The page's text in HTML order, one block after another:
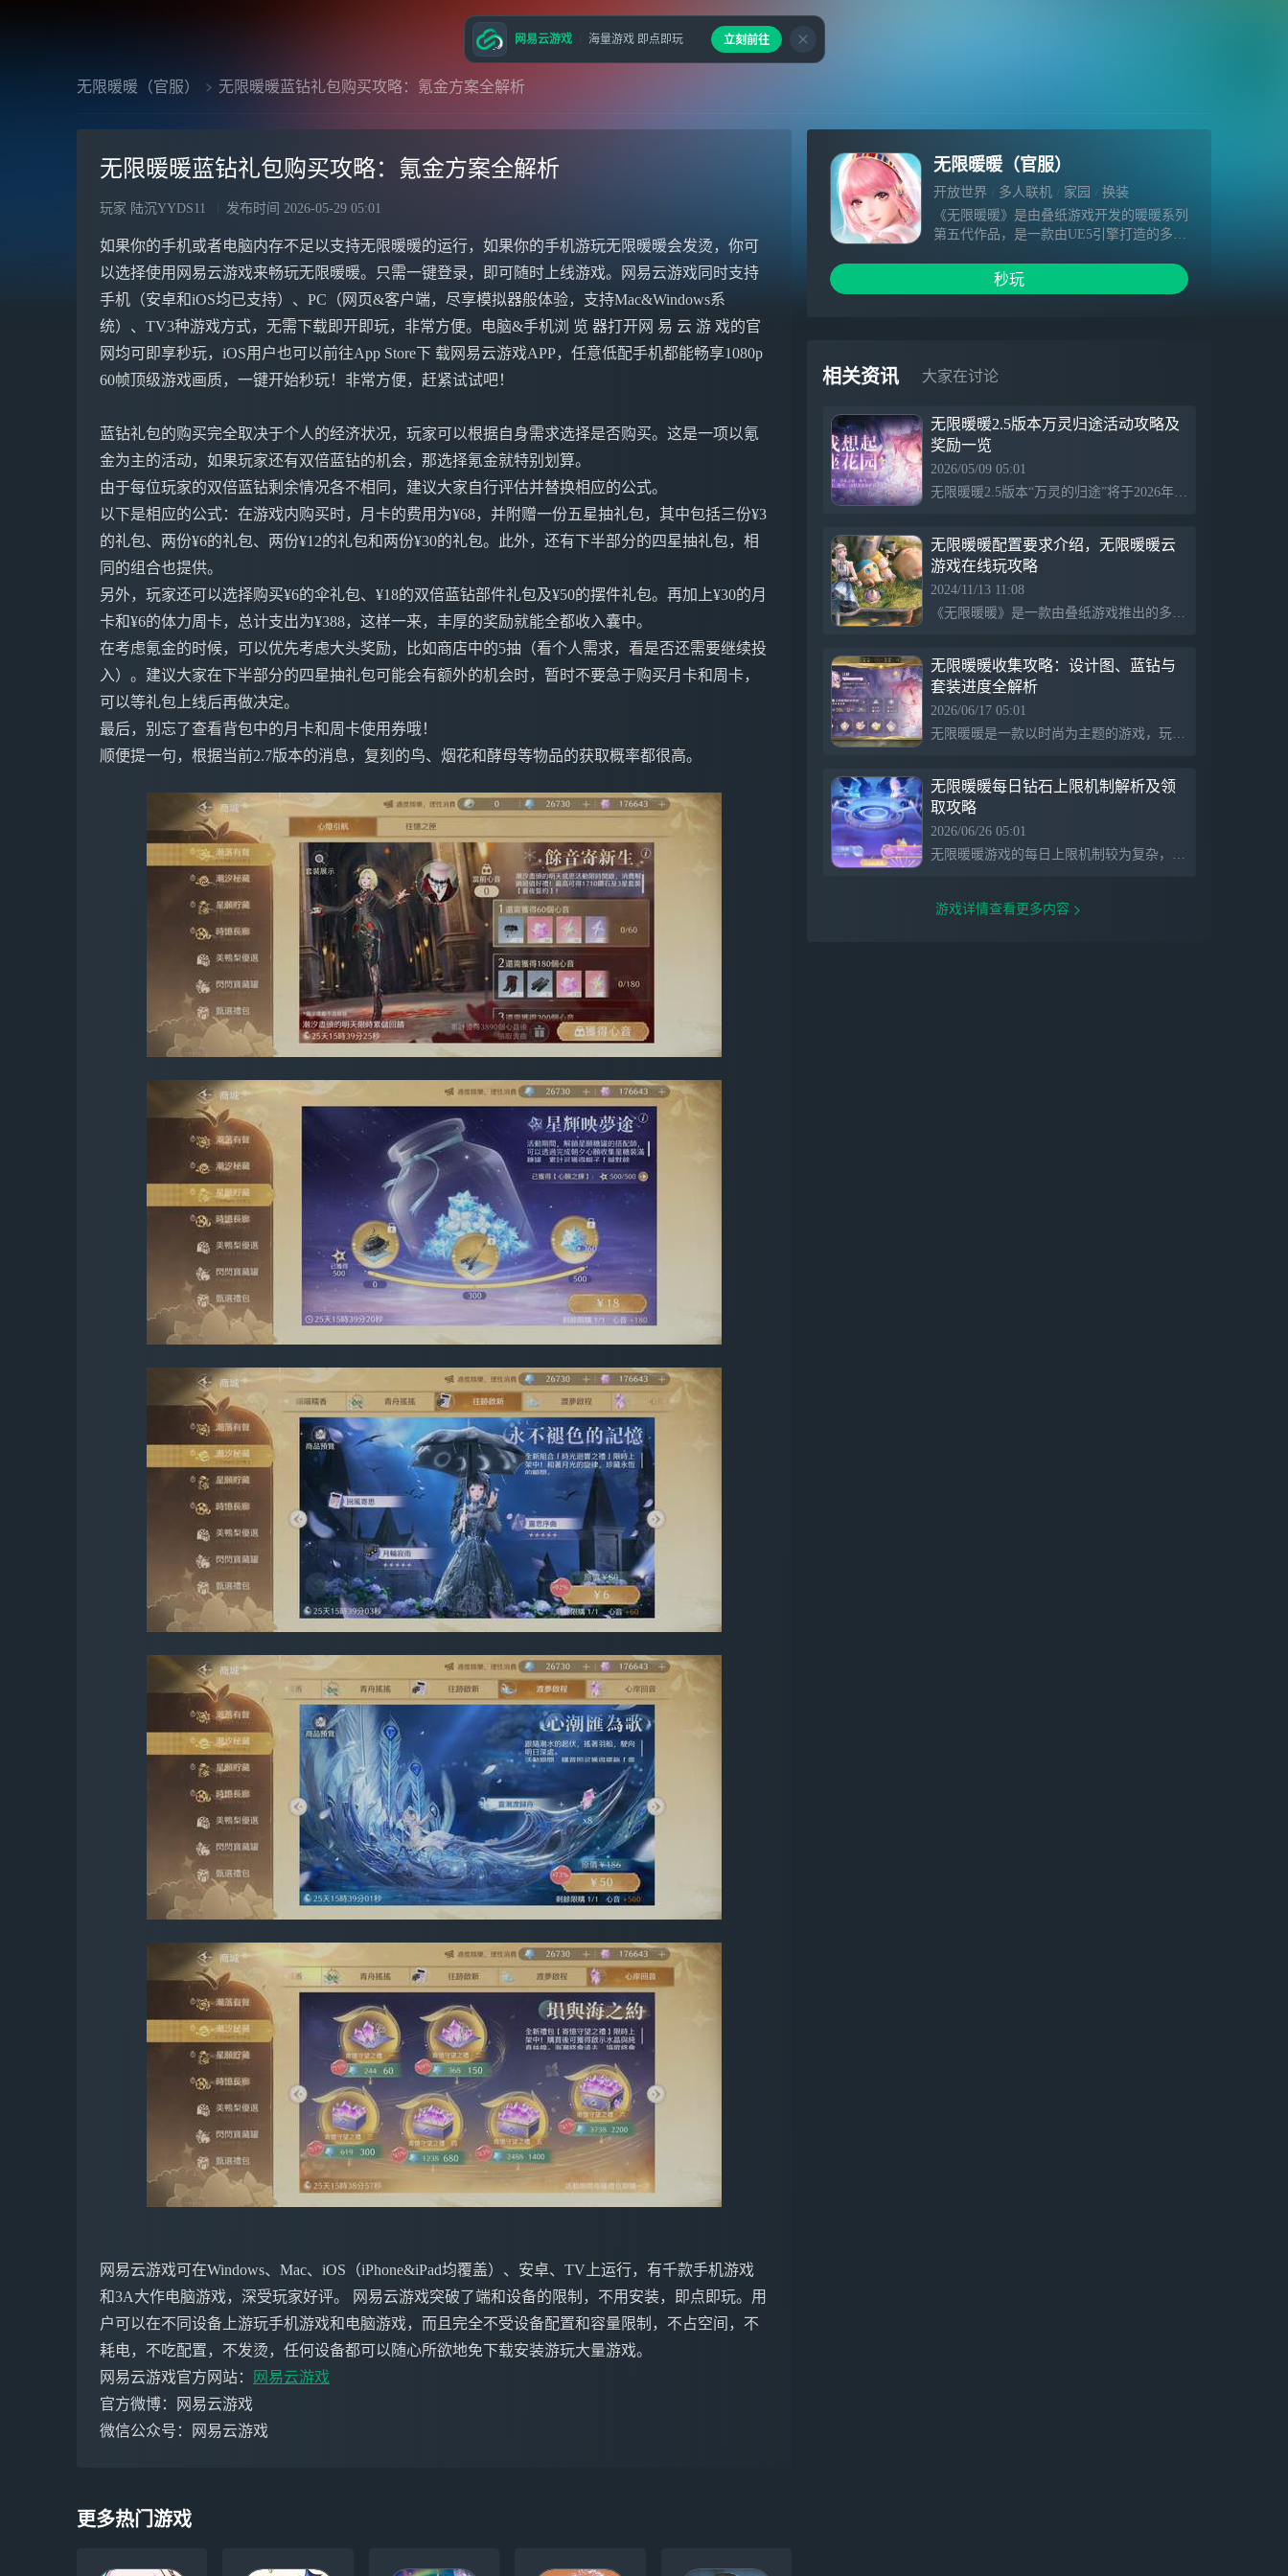
无限暖暖（官服） 无限暖暖蓝钻礼包购买攻略：氪金方案全解析
无限暖暖蓝钻礼包购买攻略：氪金方案全解析
玩家 陆沉YYDS11 发布时间 2026-05-29 05:01
如果你的手机或者电脑内存不足以支持无限暖暖的运行，如果你的手机游玩无限暖暖会发烫，你可
以选择使用网易云游戏来畅玩无限暖暖。只需一键登录，即可随时上线游戏。网易云游戏同时支持
手机（安卓和iOS均已支持）、PC（网页&客户端，尽享模拟器般体验，支持Mac&Windows系
统）、TV3种游戏方式，无需下载即开即玩，非常方便。电脑&手机浏 览 器打开网 易 云 游 戏的官
网均可即享秒玩，iOS用户也可以前往App Store下 载网易云游戏APP，任意低配手机都能畅享1080p
60帧顶级游戏画质，一键开始秒玩！非常方便，赶紧试试吧！
蓝钻礼包的购买完全取决于个人的经济状况，玩家可以根据自身需求选择是否购买。这是一项以氪
金为主的活动，如果玩家还有双倍蓝钻的机会，那选择氪金就特别划算。
由于每位玩家的双倍蓝钻剩余情况各不相同，建议大家自行评估并替换相应的公式。
以下是相应的公式：在游戏内购买时，月卡的费用为¥68，并附赠一份五星抽礼包，其中包括三份¥3
的礼包、两份¥6的礼包、两份¥12的礼包和两份¥30的礼包。此外，还有下半部分的四星抽礼包，相
同的组合也提供。
另外，玩家还可以选择购买¥6的伞礼包、¥18的双倍蓝钻部件礼包及¥50的摆件礼包。再加上¥30的月
卡和¥6的体力周卡，总计支出为¥388，这样一来，丰厚的奖励就能全都收入囊中。
在考虑氪金的时候，可以优先考虑大头奖励，比如商店中的5抽（看个人需求，看是否还需要继续投
入）。建议大家在下半部分的四星抽礼包可能会有额外的机会时，暂时不要急于购买月卡和周卡，
可以等礼包上线后再做决定。
最后，别忘了查看背包中的月卡和周卡使用券哦！
顺便提一句，根据当前2.7版本的消息，复刻的鸟、烟花和酵母等物品的获取概率都很高。
网易云游戏可在Windows、Mac、iOS（iPhone&iPad均覆盖）、安卓、TV上运行，有千款手机游戏
和3A大作电脑游戏，深受玩家好评。 网易云游戏突破了端和设备的限制，不用安装，即点即玩。用
户可以在不同设备上游玩手机游戏和电脑游戏，而且完全不受设备配置和容量限制，不占空间，不
耗电，不吃配置，不发烫，任何设备都可以随心所欲地免下载安装游玩大量游戏。
网易云游戏官方网站：
网易云游戏
官方微博：网易云游戏
微信公众号：网易云游戏
无限暖暖（官服）
开放世界 多人联机 家园
换装
《无限暖暖》是由叠纸游戏开发的暖暖系列
第五代作品，是一款由UE5引擎打造的多平
之旅。暖暖将与大喵一起，利用奇想力与能
力套装，以勇气与坚守，邂逅每一份奇迹。
典的幻梦涌动，巨人文明的回音飘荡……启
程吧，奔赴黄金之乡的邀约，跟随轮回之印
【开放世界】以奇想探索，每一处风物与传
说 面对未知的谜题与挑战，举起弓箭、邀
伙伴协战、感悟新的能力套装……都是解法
其一。若想描画这个无限世界的边际，请带
【家园建造】空中有座暖暖的岛 在专属岛
间，种植、采星、养鱼……这里不只是一座
岛，更是以奇想力编织的，会呼吸的梦想。
【平台跳跃】每一次跃起，都是新的冒险
无论身处森罗万象的奇迹大陆，还是神秘奇
诡的空间幻境，用不同的能力组合解构关卡
的精妙设计，在起落之间发现新的奥秘。
或者开一局小游戏......在这里，感受微风与
鸟鸣，尽情享受无忧无虑的静谧时光。
【联机开放】旅途有回声，灵魂不再独行
同行，还是自在独往，旅途都充满乐趣。
秒玩
相关资讯 大家在讨论
无限暖暖2.5版本万灵归途活动攻略及
奖励一览
2026/05/09 05:01
无限暖暖2.5版本“万灵的归途”将于2026年5月11日更新，活动包括与国家植物园联动的“当我想起一座花园”，开放至5月29日，参与者将翻阅珍稀花卉档案并获得各种称号和名片。此外，“性感天王再临”活动为永久开放，完成挑战可获丰厚奖励。“艾莉森的旅行小铺”活动则于5月11日至5月29日进行，玩家通过交换材料解锁精选好物。
无限暖暖配置要求介绍，无限暖暖云
游戏在线玩攻略
2024/11/13 11:08
《无限暖暖》是一款由叠纸游戏推出的多平台开放世界换装冒险游戏，这是暖暖系列的第五代作品。这款游戏采用了UE5引擎，呈现了一个充满活力和细节的世界，并结合了平台跳跃、解谜和换装等多种玩法元素。有玩家关心配置要求如何，自己设备是否能玩。官方在最近一次测试期给了配置参考，正式公测期可能会有些变动，但小编觉得应该差别不大。如果你的手机或者电脑内存不足以支持游戏运行，或者手机游玩时会发烫，也不用担心！你可以选择使用网易云游戏来畅玩《无限暖暖》。只需一键登录，即可随时上线游戏。网易云游戏同时支持手机（安卓和iOS均已支持）、PC（网页&客户端，尽享模拟器般体验，支持Mac&Windows系统）、TV3种游戏方式，无需下载即开即玩，非常方便。赶紧试试吧！
无限暖暖收集攻略：设计图、蓝钻与
套装进度全解析
2026/06/17 05:01
无限暖暖是一款以时尚为主题的游戏，玩家通过收集服装、设计图和完成任务不断提升收集度，目前已达到59%。游戏中包括多个套装和限时活动，还有月卡和蓝钻资源可利用。在接下来的40天内，玩家需继续努力完成剩余的设计图和抽卡任务。
无限暖暖每日钻石上限机制解析及领
取攻略
2026/06/26 05:01
无限暖暖游戏的每日上限机制较为复杂，白天最多4000钻石，晚上8点后可再获得2000。白天玩家需5天完成钻石获取，而夜间玩家3天可拿完，4天则收集所有奖励。每个节点均有100钻和礼包，尽量不建议拖到最后一天一口气完成，以免耗费精力。心弦值的获取并不复杂，主要通过心动区的两种模式实现。
游戏详情查看更多内容
更多热门游戏
网易云游戏 海量游戏 即点即玩 立刻前往